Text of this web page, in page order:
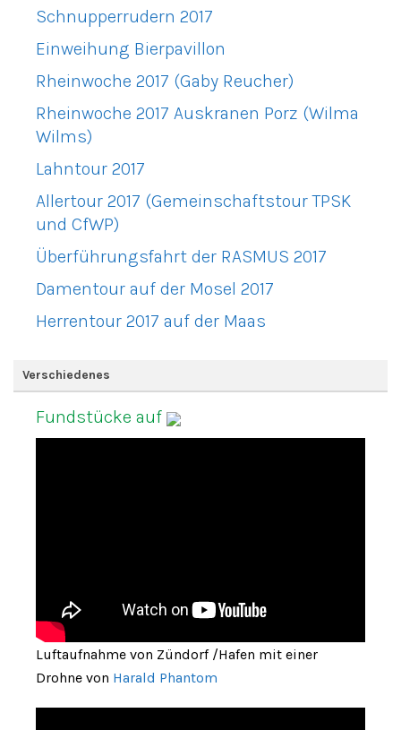
Schnupperrudern 2017
Einweihung Bierpavillon
Rheinwoche 2017 (Gaby Reucher)
Rheinwoche 2017 Auskranen Porz (Wilma
Wilms)
Lahntour 2017
Allertour 2017 (Gemeinschaftstour TPSK
und CfWP)
Überführungsfahrt der RASMUS 2017
Damentour auf der Mosel 2017
Herrentour 2017 auf der Maas
Verschiedenes
Fundstücke auf
Luftaufnahme von Zündorf /Hafen mit einer
Drohne von Harald Phantom